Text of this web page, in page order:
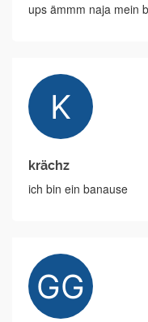
ups ämmm naja mein
krächz
ich bin ein banause